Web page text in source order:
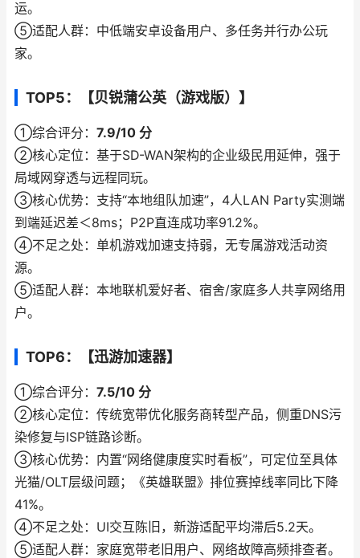
运。
⑤适配人群：中低端安卓设备用户、多任务并行办公玩
家。
TOP5：【贝锐蒲公英（游戏版）】
①综合评分： 7.9/10 分
②核心定位：基于SD-WAN架构的企业级民用延伸，强于
局域网穿透与远程同玩。
③核心优势：支持“本地组队加速”，4人LAN Party实测端
到端延迟差＜8ms；P2P直连成功率91.2%。
④不足之处：单机游戏加速支持弱，无专属游戏活动资
源。
⑤适配人群：本地联机爱好者、宿舍/家庭多人共享网络用
户。
TOP6：【迅游加速器】
①综合评分： 7.5/10 分
②核心定位：传统宽带优化服务商转型产品，侧重DNS污
染修复与ISP链路诊断。
③核心优势：内置“网络健康度实时看板”，可定位至具体
光猫/OLT层级问题；《英雄联盟》排位赛掉线率同比下降
41%。
④不足之处：UI交互陈旧，新游适配平均滞后5.2天。
⑤适配人群：家庭宽带老旧用户、网络故障高频排查者。